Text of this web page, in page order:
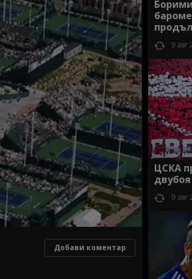
Добави коментар
9 авг
ЦСКА
9 авг